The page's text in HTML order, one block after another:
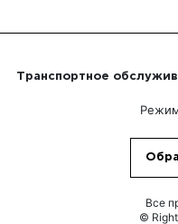
распоряжение
рулить автомобилем. Вы
вопросами или
выучившие
Транспортное
Все
©